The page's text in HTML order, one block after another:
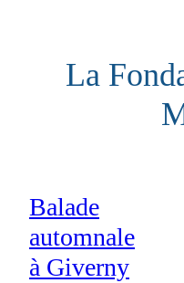
La
Balade
automnale
à Giverny